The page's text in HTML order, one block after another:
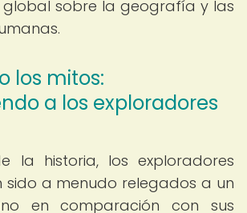
global sobre la geografía y las
los mitos:
a los exploradores
la historia, los exploradores
sido a menudo relegados a un
en comparación con sus